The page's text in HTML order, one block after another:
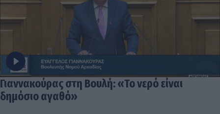
Γιαννακούρας στη Βουλή: «Το νερό είναι
δημόσιο αγαθό»